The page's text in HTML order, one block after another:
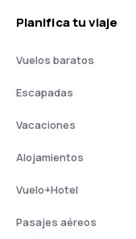
Planifica tu viaje
Vuelos baratos
Escapadas
Vacaciones
Alojamientos
Vuelo+Hotel
Pasajes aéreos